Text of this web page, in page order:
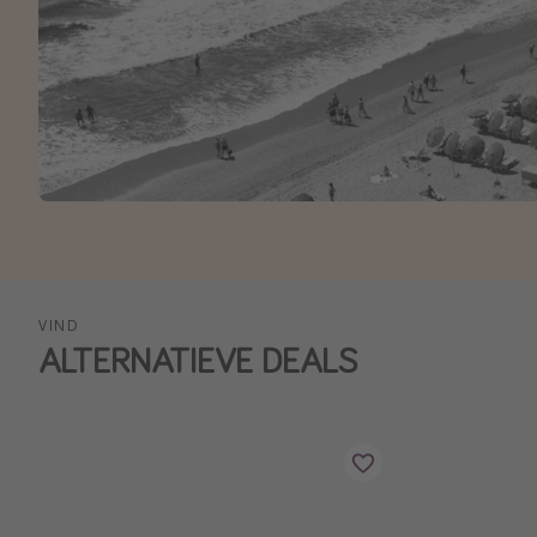
VIND
ALTERNATIEVE DEALS